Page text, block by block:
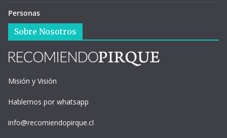
Personas
Sobre Nosotros
Misión y Visión
Hablemos por whatsapp
info@recomiendopirque.cl